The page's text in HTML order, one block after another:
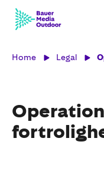
Home Legal